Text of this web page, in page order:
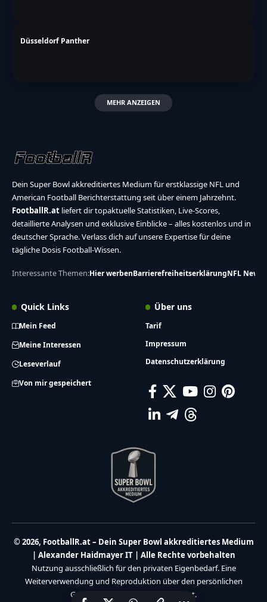
Düsseldorf Panther
MEHR ANZEIGEN
Dein Super Bowl akkreditiertes Medium für erstklassige NFL und
American Football Berichterstattung seit über einem Jahrzehnt.
FootballR.at liefert dir topaktuelle Statistiken, Live-Scores,
detaillierte Analysen und exklusive Einblicke – alles kostenlos und in
deutscher Sprache. Verlass dich auf unsere Expertise für deine
tägliche Dosis Football-Wissen.
Interessante Themen:Hier werbenBarrierefreiheitserklärungNFL News
Quick Links
Mein Feed
Meine Interessen
Leseverlauf
Von mir gespeichert
Über uns
Tarif
Impressum
Datenschutzerklärung
© 2026, FootballR.at – Dein Super Bowl akkreditiertes Medium
| Alexander Haidmayer IT | Alle Rechte vorbehalten
Nutzung ausschließlich für den privaten Eigenbedarf. Eine
Weiterverwendung und Reproduktion über den persönlichen
Gebrauch hinaus ist nicht gestattet.